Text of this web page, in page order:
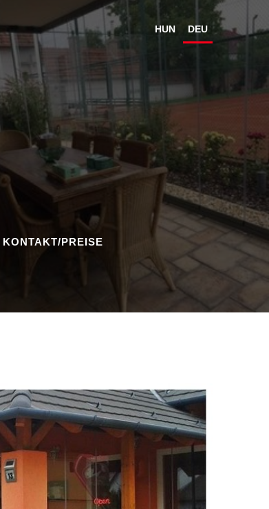
HUN DEU
KONTAKT/PREISE